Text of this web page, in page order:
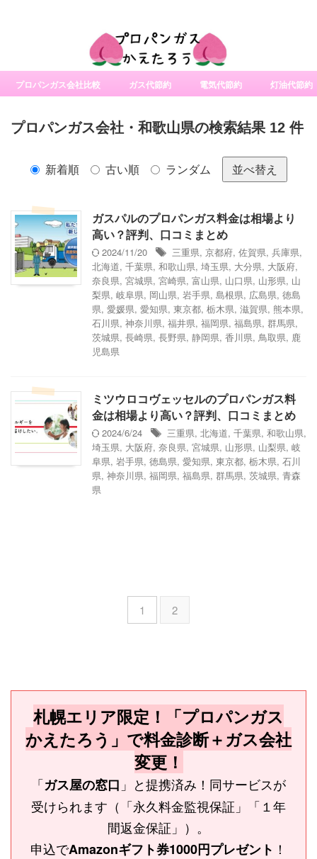
プロパンガス会社比較 ガス代節約 電気代節約 灯油代節約
プロパンガス会社・和歌山県の検索結果 12 件
新着順 古い順 ランダム 並べ替え
ガスパルのプロパンガス料金は相場より
高い？評判、口コミまとめ
2024/11/20 三重県, 京都府, 佐賀県, 兵庫県,
北海道, 千葉県, 和歌山県, 埼玉県, 大分県, 大阪府,
奈良県, 宮城県, 宮崎県, 富山県, 山口県, 山形県, 山
梨県, 岐阜県, 岡山県, 岩手県, 島根県, 広島県, 徳島
県, 愛媛県, 愛知県, 東京都, 栃木県, 滋賀県, 熊本県,
石川県, 神奈川県, 福井県, 福岡県, 福島県, 群馬県,
茨城県, 長崎県, 長野県, 静岡県, 香川県, 鳥取県, 鹿
児島県
ミツウロコヴェッセルのプロパンガス料
金は相場より高い？評判、口コミまとめ
2024/6/24 三重県, 北海道, 千葉県, 和歌山県,
埼玉県, 大阪府, 奈良県, 宮城県, 山形県, 山梨県, 岐
阜県, 岩手県, 徳島県, 愛知県, 東京都, 栃木県, 石川
県, 神奈川県, 福岡県, 福島県, 群馬県, 茨城県, 青森
県
1 2
札幌エリア限定！「プロパンガス
かえたろう」で料金診断＋ガス会社
変更！
「ガス屋の窓口 」と提携済み！同サービスが
受けられます（「永久料金監視保証」「１年
間返金保証」）。
申込でAmazonギフト券1000円プレゼント ！